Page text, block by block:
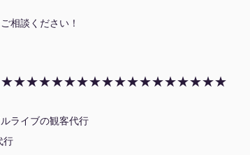
相談ください！
ライブの観客代行
行